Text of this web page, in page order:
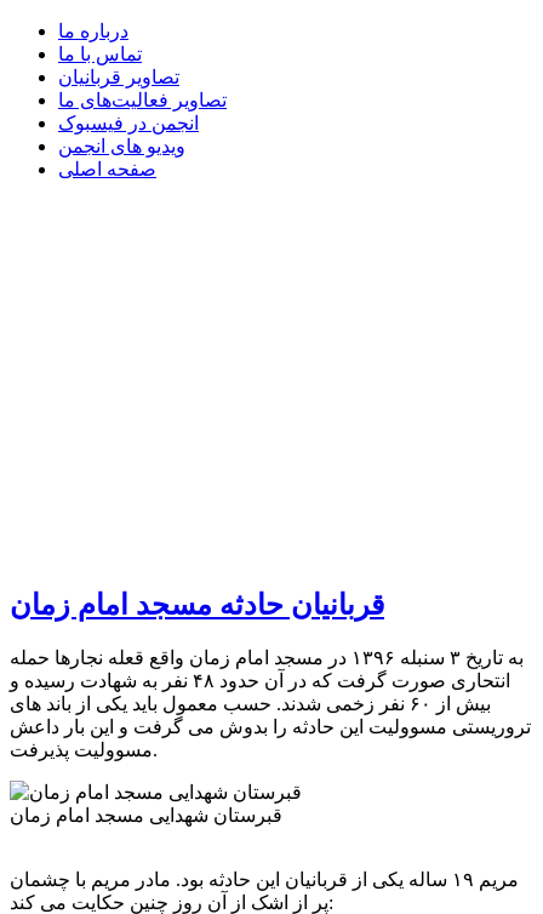
درباره ما
تماس با ما
تصاویر قربانیان
تصاویر فعالیت‌های ما
انجمن در فیسبوک
ویدیو های انجمن
صفحه اصلی
قربانیان حادثه مسجد امام زمان
به تاریخ ۳ سنبله ۱۳۹۶ در مسجد امام زمان واقع قعله نجارها حمله
انتحاری صورت گرفت که در آن حدود ۴۸ نفر به شهادت رسیده و
بیش از ۶۰ نفر زخمی شدند. حسب معمول باید یکی از باند های
تروریستی مسوولیت این حادثه را بدوش می گرفت و این بار داعش
مسوولیت پذیرفت.
قبرستان شهدایی مسجد امام زمان
مریم ۱۹ ساله یکی از قربانیان این حادثه بود. مادر مریم با چشمان
پر از اشک از آن روز چنین حکایت می کند: